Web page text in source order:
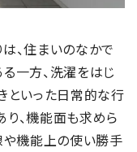
、住まいのなかで
一方、洗濯をはじ
といった日常的な行
、機能面も求めら
や機能上の使い勝手